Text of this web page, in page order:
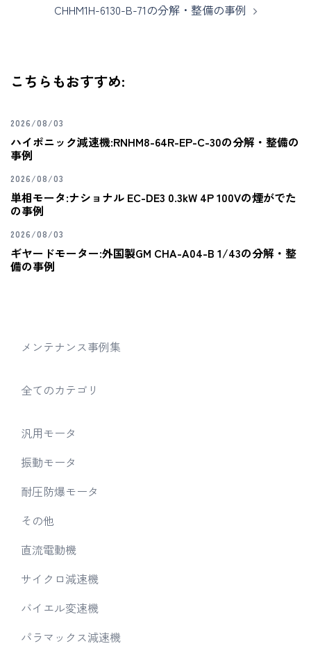
CHHM1H-6130-B-71の分解・整備の事例
こちらもおすすめ:
2026/08/03
ハイポニック減速機:RNHM8-64R-EP-C-30の分解・整備の
事例
2026/08/03
単相モータ:ナショナル EC-DE3 0.3kW 4P 100Vの煙がでた
の事例
2026/08/03
ギヤードモーター:外国製GM CHA-A04-B 1/43の分解・整
備の事例
メンテナンス事例集
全てのカテゴリ
汎用モータ
振動モータ
耐圧防爆モータ
その他
直流電動機
サイクロ減速機
バイエル変速機
パラマックス減速機